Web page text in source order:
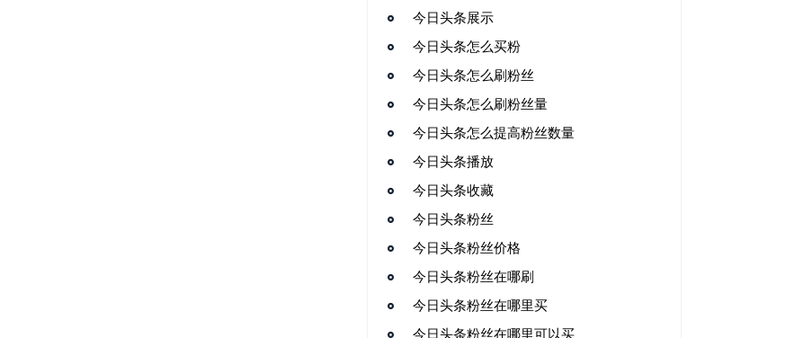
今日头条展示
今日头条怎么买粉
今日头条怎么刷粉丝
今日头条怎么刷粉丝量
今日头条怎么提高粉丝数量
今日头条播放
今日头条收藏
今日头条粉丝
今日头条粉丝价格
今日头条粉丝在哪刷
今日头条粉丝在哪里买
今日头条粉丝在哪里可以买